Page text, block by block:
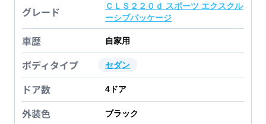
グレード
ＣＬＳ２２０ｄ スポーツ エクスクル
ーシブパッケージ
車歴 自家用
ボディタイプ セダン
ドア数 4 ドア
外装色 ブラック